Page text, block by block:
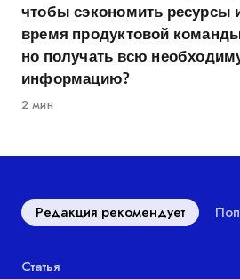
чтобы сэкономить ресурсы
время продуктовой
но получать всю
информацию?
2 мин
Редакция рекомендует
Категория
Статья